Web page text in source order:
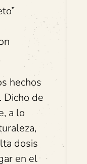
hechos
Dicho de
a lo
dosis
en el